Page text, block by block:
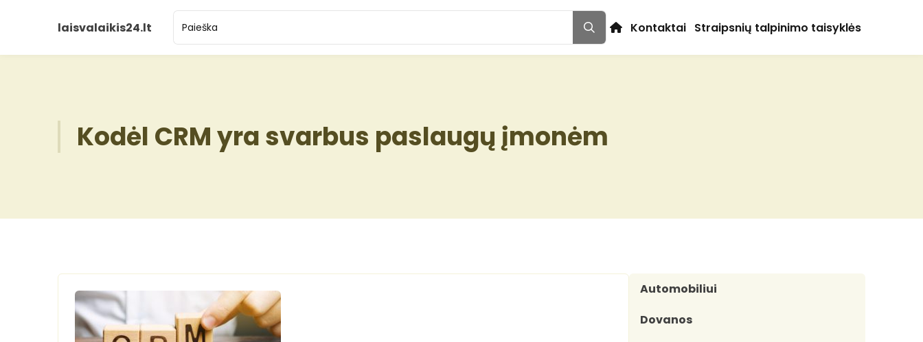
laisvalaikis24.lt Kontaktai Straipsnių talpinimo taisyklės
Kodėl CRM yra svarbus paslaugų įmonėm
Automobiliui
Dovanos